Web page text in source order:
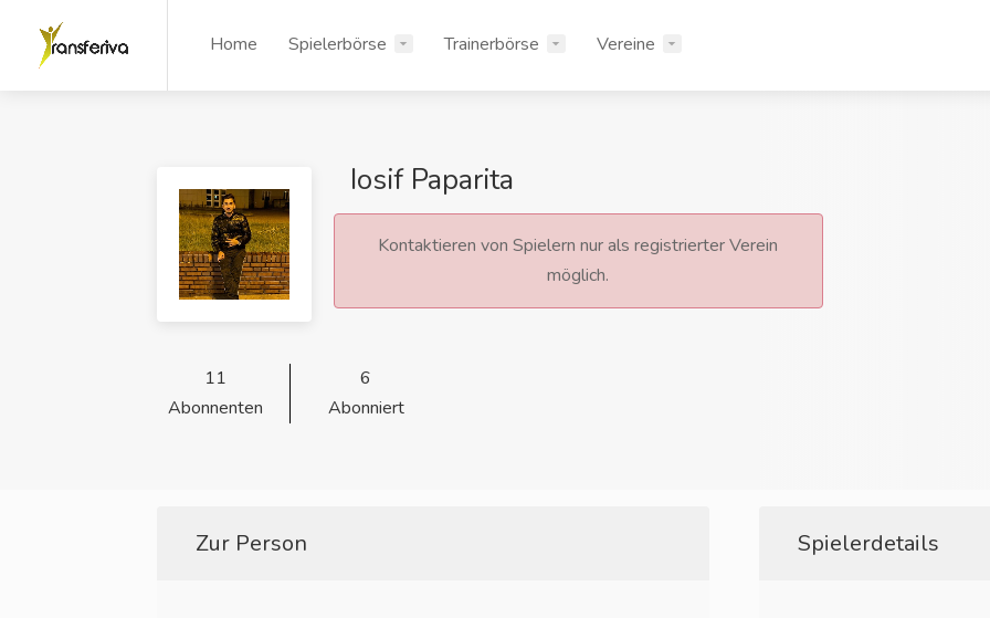
Home Spielerbörse Trainerbörse Vereine
Iosif Paparita
Kontaktieren von Spielern nur als registrierter Verein
möglich.
11
Abonnenten
6
Abonniert
Zur Person Spielerdetails